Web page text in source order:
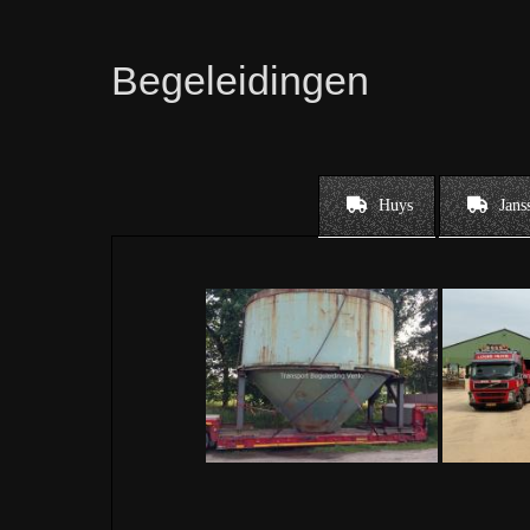
Begeleidingen
Huys